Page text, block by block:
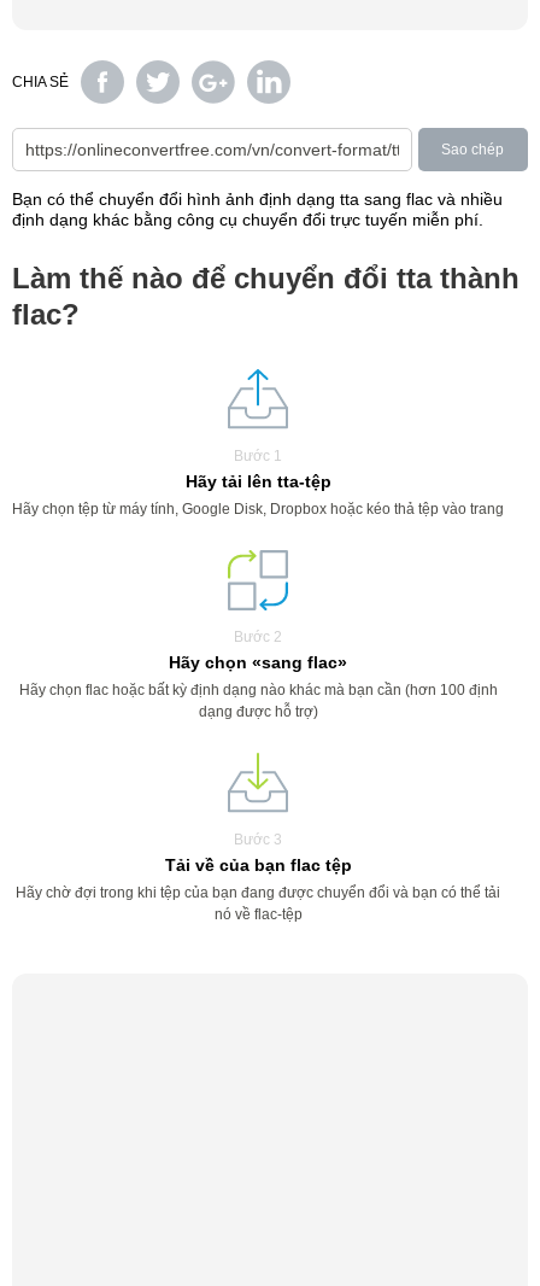
CHIA SẺ
Sao chép
Bạn có thể chuyển đổi hình ảnh định dạng tta sang flac và nhiều
định dạng khác bằng công cụ chuyển đổi trực tuyến miễn phí.
Làm thế nào để chuyển đổi tta thành
flac?
Bước 1
Hãy tải lên tta-tệp
Hãy chọn tệp từ máy tính, Google Disk, Dropbox hoặc kéo thả tệp vào trang
Bước 2
Hãy chọn «sang flac»
Hãy chọn flac hoặc bất kỳ định dạng nào khác mà bạn cần (hơn 100 định
dạng được hỗ trợ)
Bước 3
Tải về của bạn flac tệp
Hãy chờ đợi trong khi tệp của bạn đang được chuyển đổi và bạn có thể tải
nó về flac-tệp